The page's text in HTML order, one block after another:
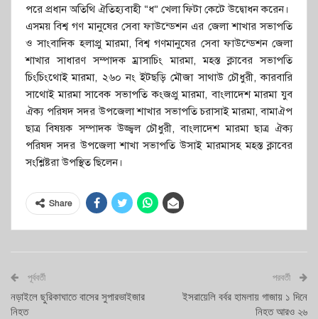
পরে প্রধান অতিথি ঐতিহ্যবাহী “ধ” খেলা ফিটা কেটে উদ্বোধন করেন।
এসময় বিশ্ব গণ মানুষের সেবা ফাউন্ডেশন এর জেলা শাখার সভাপতি
ও সাংবাদিক হলাপ্রু মারমা, বিশ্ব গণমানুষের সেবা ফাউন্ডেশন জেলা
শাখার সাধারণ সম্পাদক ম্রাসাচিং মারমা, মহস্ত ক্লাবের সভাপতি
চিংচিংথোই মারমা, ২৬০ নং ইটছড়ি মৌজা সাথাউ চৌধুরী, কারবারি
সাথোই মারমা সাবেক সভাপতি কংজপ্রু মারমা, বাংলাদেশ মারমা যুব
ঐক্য পরিষদ সদর উপজেলা শাখার সভাপতি চরাসাই মারমা, বামাঐপ
ছাত্র বিষয়ক সম্পাদক উজ্জ্বল চৌধুরী, বাংলাদেশ মারমা ছাত্র ঐক্য
পরিষদ সদর উপজেলা শাখা সভাপতি উসাই মারমাসহ মহস্ত ক্লাবের
সংশ্লিষ্টরা উপস্থিত ছিলেন।
Share
পূর্ববর্তী
নড়াইলে ছুরিকাঘাতে বাসের সুপারভাইজার
নিহত
পরবর্তী
ইসরায়েলি বর্বর হামলায় গাজায় ১ দিনে
নিহত আরও ২৬